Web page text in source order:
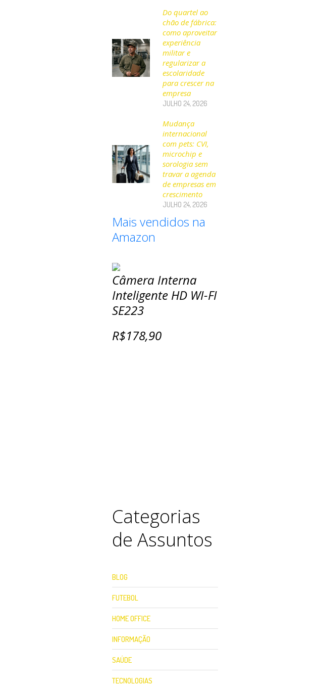
Do quartel ao
chão de fábrica:
como aproveitar
experiência
militar e
regularizar a
escolaridade
para crescer na
empresa
JULHO 24, 2026
Mudança
internacional
com pets: CVI,
microchip e
sorologia sem
travar a agenda
de empresas em
crescimento
JULHO 24, 2026
Mais vendidos na
Amazon
Câmera Interna
Inteligente HD WI-FI
SE223
R$178,90
Categorias
de Assuntos
BLOG
FUTEBOL
HOME OFFICE
INFORMAÇÃO
SAÚDE
TECNOLOGIAS